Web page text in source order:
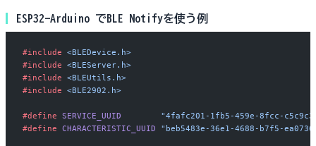
ESP32-Arduino でBLE Notifyを使う例
#include <BLEDevice.h>
#include <BLEServer.h>
#include <BLEUtils.h>
#include <BLE2902.h>
#define SERVICE_UUID
"4fafc201-1fb5-459e-8fcc-
#define CHARACTERISTIC_UUID "beb5483e-36e1-4688-b7f5-